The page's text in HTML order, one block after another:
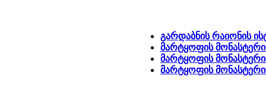
გარდაბნის რაიონის
მარტყოფის
მარტყოფის მონასტერი
მარტყოფის